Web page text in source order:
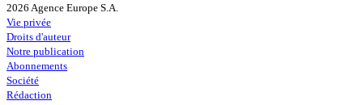
2026 Agence Europe S.A.
Vie privée
Droits d'auteur
Notre publication
Abonnements
Société
Rédaction